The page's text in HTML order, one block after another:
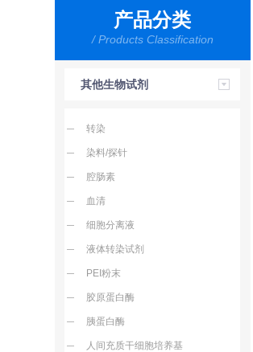
产品分类
/ Products Classification
其他生物试剂
转染
染料/探针
腔肠素
血清
细胞分离液
液体转染试剂
PEI粉末
胶原蛋白酶
胰蛋白酶
人间充质干细胞培养基